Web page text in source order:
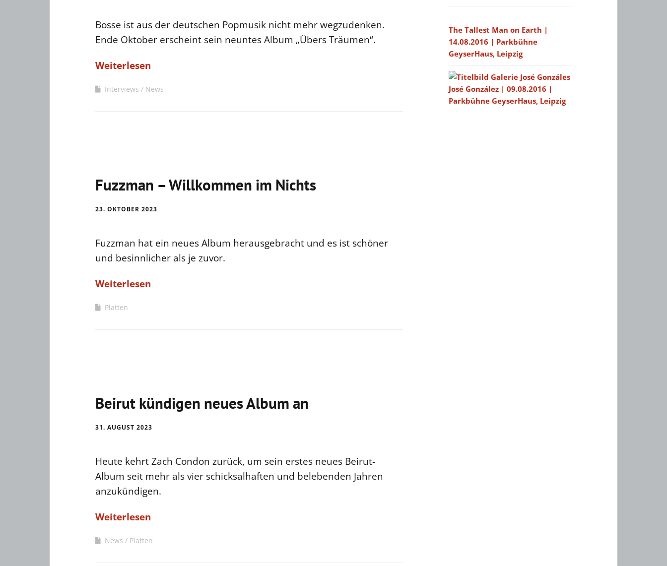
Bosse ist aus der deutschen Popmusik nicht mehr wegzudenken.
Ende Oktober erscheint sein neuntes Album „Übers Träumen“.
Weiterlesen
Interviews News
Fuzzman – Willkommen im Nichts
23. OKTOBER 2023
Fuzzman hat ein neues Album herausgebracht und es ist schöner
und besinnlicher als je zuvor.
Weiterlesen
Platten
Beirut kündigen neues Album an
31. AUGUST 2023
Heute kehrt Zach Condon zurück, um sein erstes neues Beirut-
Album seit mehr als vier schicksalhaften und belebenden Jahren
anzukündigen.
Weiterlesen
News Platten
The Tallest Man on Earth |
14.08.2016 | Parkbühne
GeyserHaus, Leipzig
José González | 09.08.2016 |
Parkbühne GeyserHaus, Leipzig